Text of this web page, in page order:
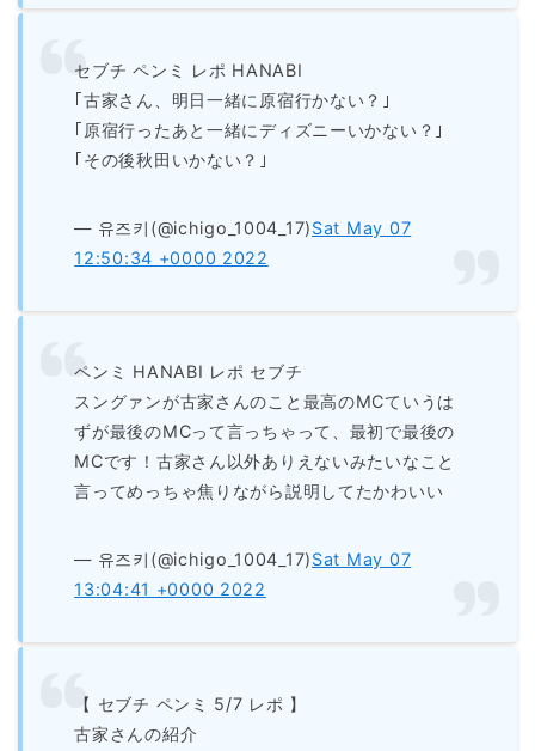
セブチ ペンミ レポ HANABI
｢古家さん、明日一緒に原宿行かない？｣
｢原宿行ったあと一緒にディズニーいかない？｣
｢その後秋田いかない？｣
— 유즈키(@ichigo_1004_17)Sat May 07
12:50:34 +0000 2022
ペンミ HANABI レポ セブチ
スングァンが古家さんのこと最高のMCていうは
ずが最後のMCって言っちゃって、最初で最後の
MCです！古家さん以外ありえないみたいなこと
言ってめっちゃ焦りながら説明してたかわいい
— 유즈키(@ichigo_1004_17)Sat May 07
13:04:41 +0000 2022
【 セブチ ペンミ 5/7 レポ 】
古家さんの紹介